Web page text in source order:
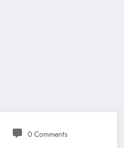
0 Comments